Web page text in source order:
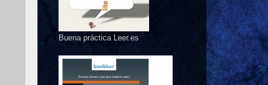
Buena práctica Leer.es